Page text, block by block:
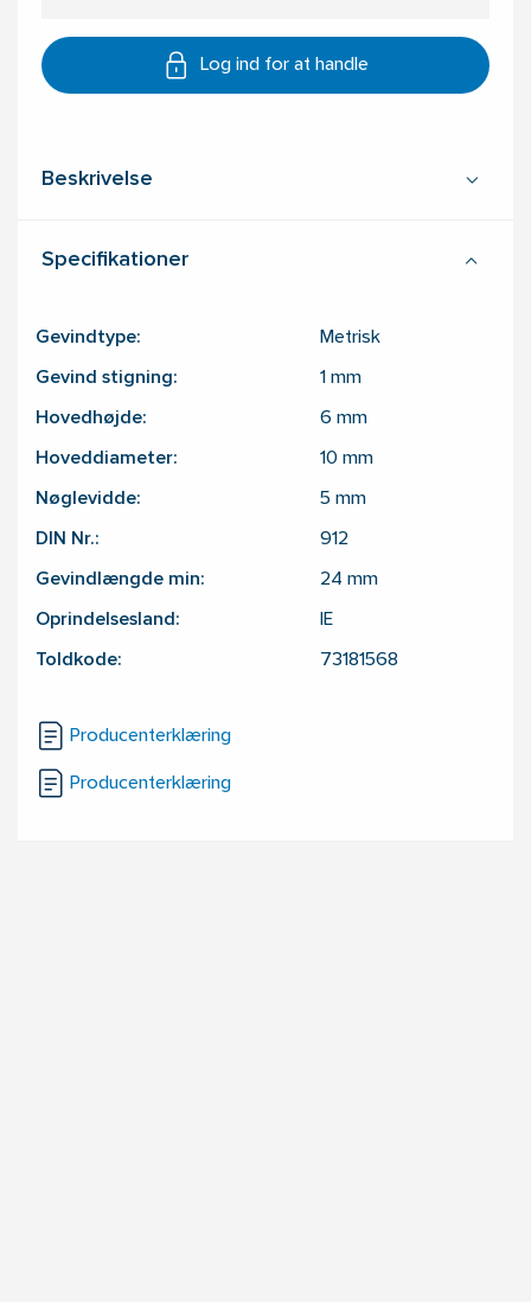
Log ind for at handle
Beskrivelse
Specifikationer
Gevindtype: Metrisk
Gevind stigning: 1 mm
Hovedhøjde: 6 mm
Hoveddiameter: 10 mm
Nøglevidde: 5 mm
DIN Nr.: 912
Gevindlængde min: 24 mm
Oprindelsesland: IE
Toldkode: 73181568
Producenterklæring
Producenterklæring